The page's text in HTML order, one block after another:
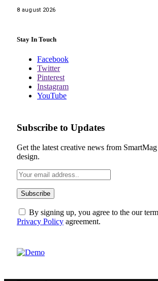
8 august 2026
Stay In Touch
Facebook
Twitter
Pinterest
Instagram
YouTube
Subscribe to Updates
Get the latest creative news from
design.
By signing up, you agree to the our
Privacy Policy agreement.